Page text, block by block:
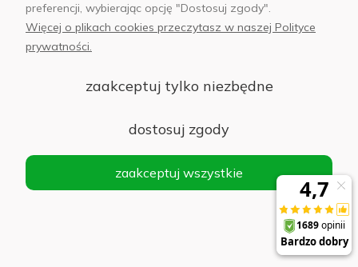
Ekspercka pomoc na
każdym kroku
Bezpieczne transakcje
14 salonów w 12
polskich miastach
preferencji, wybierając opcję "Dostosuj zgody".
Więcej o plikach cookies przeczytasz w naszej Polityce
prywatności.
zaakceptuj tylko niezbędne
dostosuj zgody
zaakceptuj wszystkie